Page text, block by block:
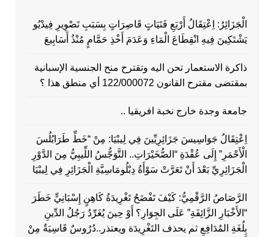
الْجَزَائِرُ: اِعْتِقَالُ أَرْبَعِ فَتَيَاتٍ قَاصِرَاتٍ بِسَبَبِ تَصْوِيرِ فِيدْيُو
يَشْتَكِينَ فِيهِ انْقِطَاعَ الْمَاءِ وَعَدَمَ أَخْذِ حَمَّامٍ مُنْذُ أَسَابِيعَ
ذاكرة الاستعمار تحن اليه وتقترح منح الجنسية الإسبانية
بمقتضى مقترح القانون 122/000072 أي منطق هذا ؟
جامعة وجدة خارج نخبة افريقيا ..
اِعْتِقَالُ جَوَاسِيسَ جَزَائِرِيِّينَ فِي لِيبْيَا: مِنْ “خَطِّ طَرَابُلُسَ
الْأَحْمَرِ” إِلَى عُقْدَةِ “الصُّخَيْرَاتِ.. التَّوَجُّسُ اللِّيبِيُّ مِنَ الدَّوْرِ
الْجَزَائِرِيِّ بَعْدَ أَنْ تَعَرَّتْ سَوْأَةُ دِبْلُومَاسِيَّةِ الْجَزَائِرِ فِي لِيبْيَا
الرَّصَاصُ الرَّقْمِيُّ: كَيْفَ تَفْضَحُ تَغْرِيدَةُ كَاهِنٍ إِسْبَانِيٍّ خَطَرَ
“الأَخْبَارِ الزَّائِفَةِ” عَلَى الجِوَارِ؟ أَوْ حِينَ يُغَرِّدُ رَجُلُ الدِّينِ
بِلُغَةِ المُدَافِعِ ثم يحذف التَغْرِيدَة ويعتذر..دُرُوسٌ قَاسِيَةٌ مِنْ